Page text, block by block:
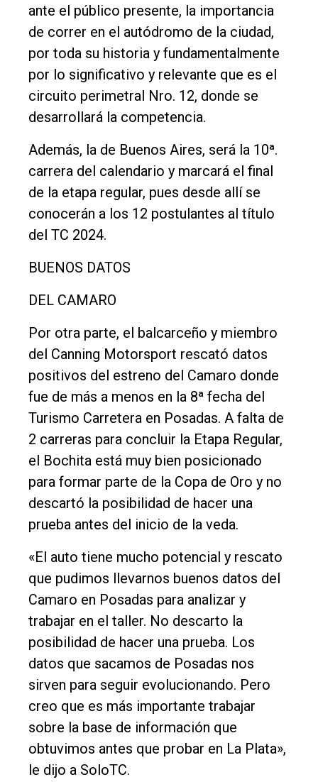
Empresa
Nosotros
Contacto
ante el público presente, la importancia
de correr en el autódromo de la ciudad,
por toda su historia y fundamentalmente
por lo significativo y relevante que es el
circuito perimetral Nro. 12, donde se
desarrollará la competencia.
Además, la de Buenos Aires, será la 10ª.
carrera del calendario y marcará el final
de la etapa regular, pues desde allí se
conocerán a los 12 postulantes al título
del TC 2024.
BUENOS DATOS
DEL CAMARO
Por otra parte, el balcarceño y miembro
del Canning Motorsport rescató datos
positivos del estreno del Camaro donde
fue de más a menos en la 8ª fecha del
Turismo Carretera en Posadas. A falta de
2 carreras para concluir la Etapa Regular,
el Bochita está muy bien posicionado
para formar parte de la Copa de Oro y no
descartó la posibilidad de hacer una
prueba antes del inicio de la veda.
«El auto tiene mucho potencial y rescato
que pudimos llevarnos buenos datos del
Camaro en Posadas para analizar y
trabajar en el taller. No descarto la
posibilidad de hacer una prueba. Los
datos que sacamos de Posadas nos
sirven para seguir evolucionando. Pero
creo que es más importante trabajar
sobre la base de información que
obtuvimos antes que probar en La Plata»,
le dijo a SoloTC.